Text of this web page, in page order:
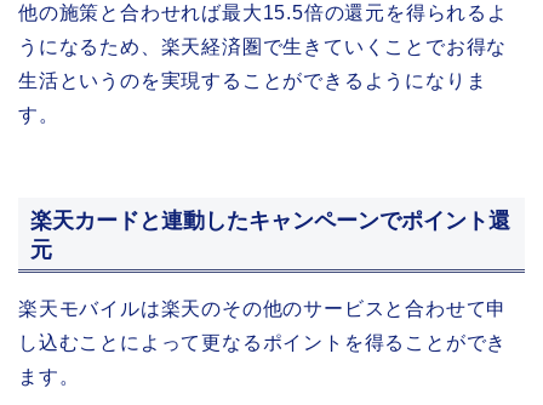
他の施策と合わせれば最大15.5倍の還元を得られるよ
うになるため、楽天経済圏で生きていくことでお得な
生活というのを実現することができるようになりま
す。
楽天カードと連動したキャンペーンでポイント還
元
楽天モバイルは楽天のその他のサービスと合わせて申
し込むことによって更なるポイントを得ることができ
ます。